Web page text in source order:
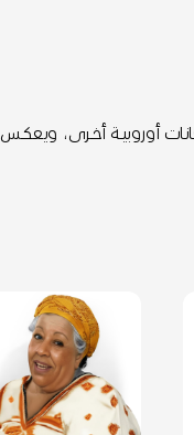
أوروبيــة أخــرى، ويعكــس